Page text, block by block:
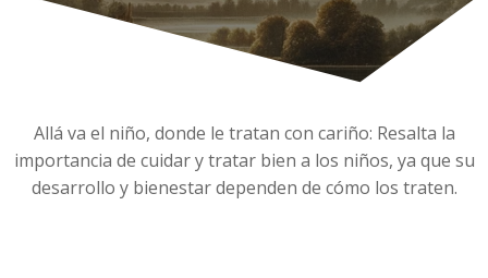
Allá va el niño, donde le tratan con cariño: Resalta la
importancia de cuidar y tratar bien a los niños, ya que su
desarrollo y bienestar dependen de cómo los traten.